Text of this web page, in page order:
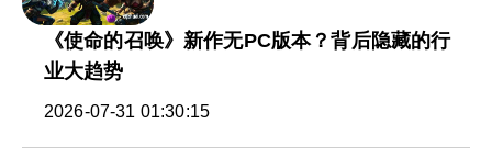
《使命的召唤》新作无PC版本？背后隐藏的行
业大趋势
2026-07-31 01:30:15